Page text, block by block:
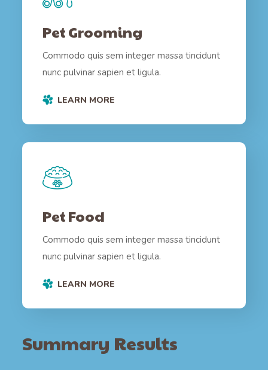
Pet Grooming
Commodo quis sem integer massa tincidunt
nunc pulvinar sapien et ligula.
LEARN MORE
Pet Food
Commodo quis sem integer massa tincidunt
nunc pulvinar sapien et ligula.
LEARN MORE
Summary Results